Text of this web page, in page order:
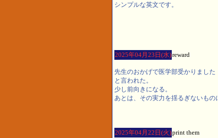
シンプルな英文です。
2025年04月23日(水)reward
先生のおかげで医学部受かりました
と言われた。
少し前向きになる。
あとは、その実力を揺るぎないもの
2025年04月22日(火)print them